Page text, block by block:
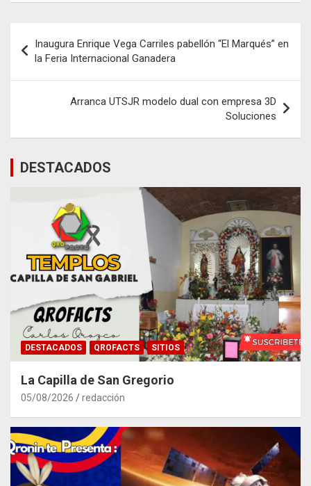
de
entradas
Inaugura Enrique Vega Carriles pabellón “El Marqués” en
la Feria Internacional Ganadera
Arranca UTSJR modelo dual con empresa 3D
Soluciones
DESTACADOS
DESTACADOS QROFACTS SITIOS
La Capilla de San Gregorio
05/08/2026 redacción